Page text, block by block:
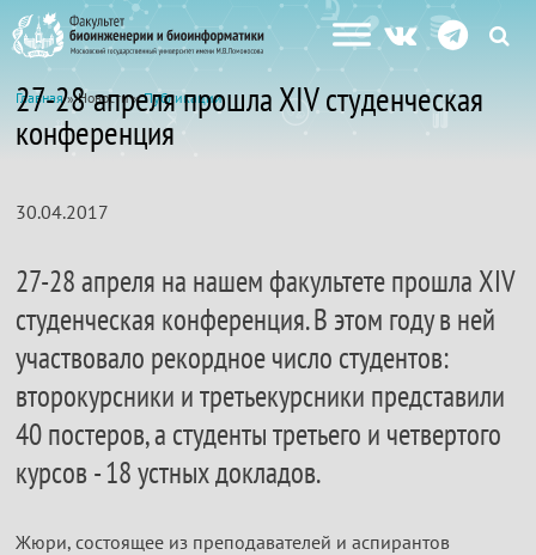
Главная» Новости »Публикации
27-28 апреля прошла ХIV студенческая
конференция
30.04.2017
27-28 апреля на нашем факультете прошла ХIV
студенческая конференция. В этом году в ней
участвовало рекордное число студентов:
второкурсники и третьекурсники представили
40 постеров, а студенты третьего и четвертого
курсов - 18 устных докладов.
Жюри, состоящее из преподавателей и аспирантов